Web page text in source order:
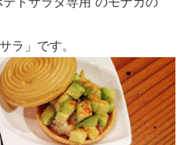
ラ」です。